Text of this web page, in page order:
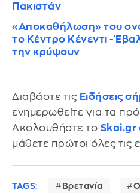
Πακιστάν
«Αποκαθήλωση» του
το Κέντρο Κένεντι -
την κρύψουν
Διαβάστε τις Ειδήσεις
ενημερωθείτε για τα
Ακολουθήστε το Skai.gr
μάθετε πρώτοι όλες τις
TAGS: Βρετανία